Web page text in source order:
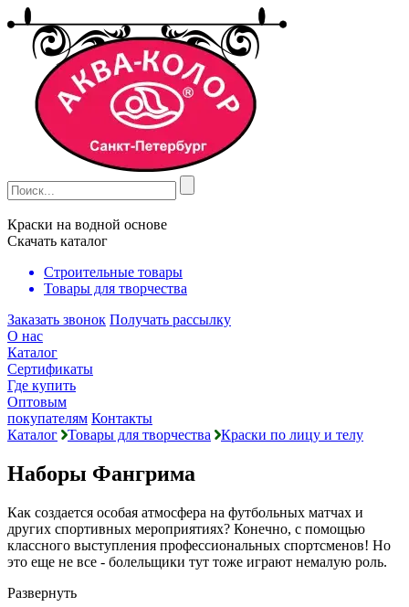
Краски на водной основе
Скачать каталог
Строительные товары
Товары для творчества
Заказать звонок Получать рассылку
О нас
Каталог
Сертификаты
Где купить
Оптовым
покупателям Контакты
Каталог
Товары для творчества Краски по лицу и телу
Наборы Фангрима
Как создается особая атмосфера на футбольных матчах и
других спортивных мероприятиях? Конечно, с помощью
классного выступления профессиональных спортсменов! Но
это еще не все - болельщики тут тоже играют немалую роль.
Развернуть